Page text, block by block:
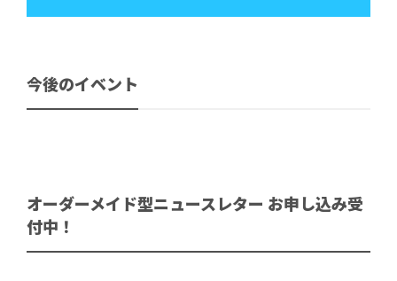
今後のイベント
オーダーメイド型ニュースレター お申し込み受
付中！